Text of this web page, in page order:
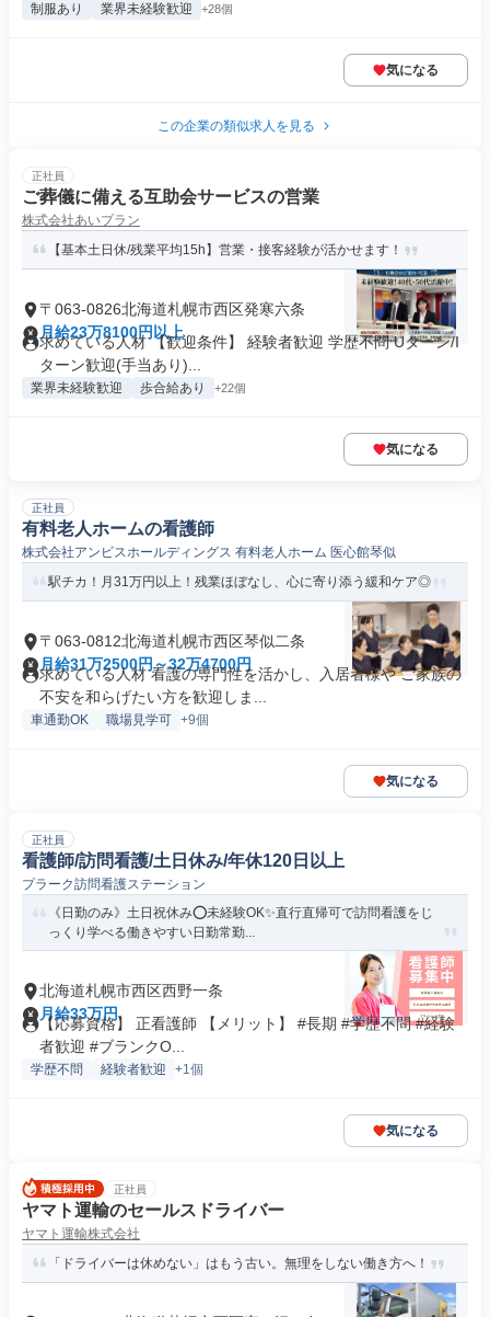
制服あり 業界未経験歓迎 +28個
気になる
この企業の類似求人を見る
正社員
ご葬儀に備える互助会サービスの営業
株式会社あいプラン
【基本土日休/残業平均15h】営業・接客経験が活かせます！
〒063-0826北海道札幌市西区発寒六条
月給23万8100円以上
求めている人材 【歓迎条件】 経験者歓迎 学歴不問 Uターン/I
ターン歓迎(手当あり)...
業界未経験歓迎 歩合給あり +22個
気になる
正社員
有料老人ホームの看護師
株式会社アンビスホールディングス 有料老人ホーム 医心館琴似
駅チカ！月31万円以上！残業ほぼなし、心に寄り添う緩和ケア◎
〒063-0812北海道札幌市西区琴似二条
月給31万2500円～32万4700円
求めている人材 看護の専門性を活かし、入居者様や ご家族の
不安を和らげたい方を歓迎しま...
車通勤OK 職場見学可 +9個
気になる
正社員
看護師/訪問看護/土日休み/年休120日以上
プラーク訪問看護ステーション
《日勤のみ》土日祝休み⭕未経験OK✨直行直帰可で訪問看護をじ
っくり学べる働きやすい日勤常勤...
北海道札幌市西区西野一条
月給33万円
【応募資格】 正看護師 【メリット】 #長期 #学歴不問 #経験
者歓迎 #ブランクO...
学歴不問 経験者歓迎 +1個
気になる
正社員
ヤマト運輸のセールスドライバー
ヤマト運輸株式会社
「ドライバーは休めない」はもう古い。無理をしない働き方へ！